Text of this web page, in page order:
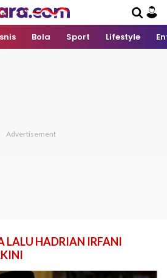
Bola Sport Lifestyle
LALU HADRIAN IRFANI